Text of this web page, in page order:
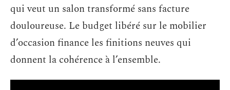
qui veut un salon transformé sans facture
douloureuse. Le budget libéré sur le mobilier
d’occasion finance les finitions neuves qui
donnent la cohérence à l’ensemble.